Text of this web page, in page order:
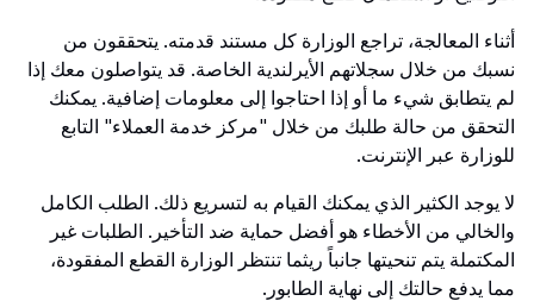
أثناء المعالجة، تراجع الوزارة كل مستند قدمته. يتحققون من
نسبك من خلال سجلاتهم الأيرلندية الخاصة. قد يتواصلون معك إذا
لم يتطابق شيء ما أو إذا احتاجوا إلى معلومات إضافية. يمكنك
التحقق من حالة طلبك من خلال "مركز خدمة العملاء" التابع
للوزارة عبر الإنترنت.
لا يوجد الكثير الذي يمكنك القيام به لتسريع ذلك. الطلب الكامل
والخالي من الأخطاء هو أفضل حماية ضد التأخير. الطلبات غير
المكتملة يتم تنحيتها جانباً ريثما تنتظر الوزارة القطع المفقودة،
مما يدفع حالتك إلى نهاية الطابور.